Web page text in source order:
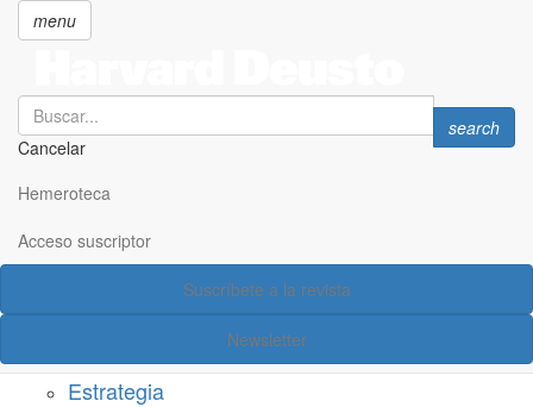
principal
menu
Search
Cancelar
Search
search
Hemeroteca
Acceso suscriptor
Suscríbete a la revista
Newsletter
Acceso suscriptor
Estrategia